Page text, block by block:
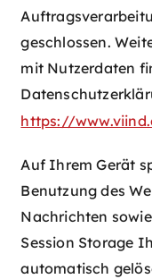
geschlossen.
mit Nutzerdaten
https://
Auf Ihrem Gerät
Benutzung des
Nachrichten
Session Storage
automatisch